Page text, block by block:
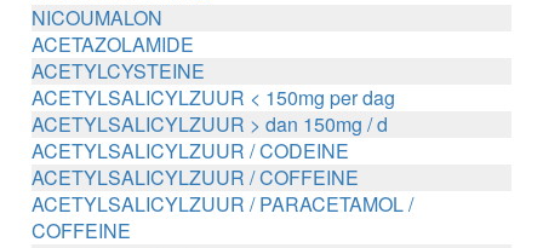
NICOUMALON
ACETAZOLAMIDE
ACETYLCYSTEINE
ACETYLSALICYLZUUR < 150mg per dag
ACETYLSALICYLZUUR > dan 150mg / d
ACETYLSALICYLZUUR / CODEINE
ACETYLSALICYLZUUR / COFFEINE
ACETYLSALICYLZUUR / PARACETAMOL /
COFFEINE